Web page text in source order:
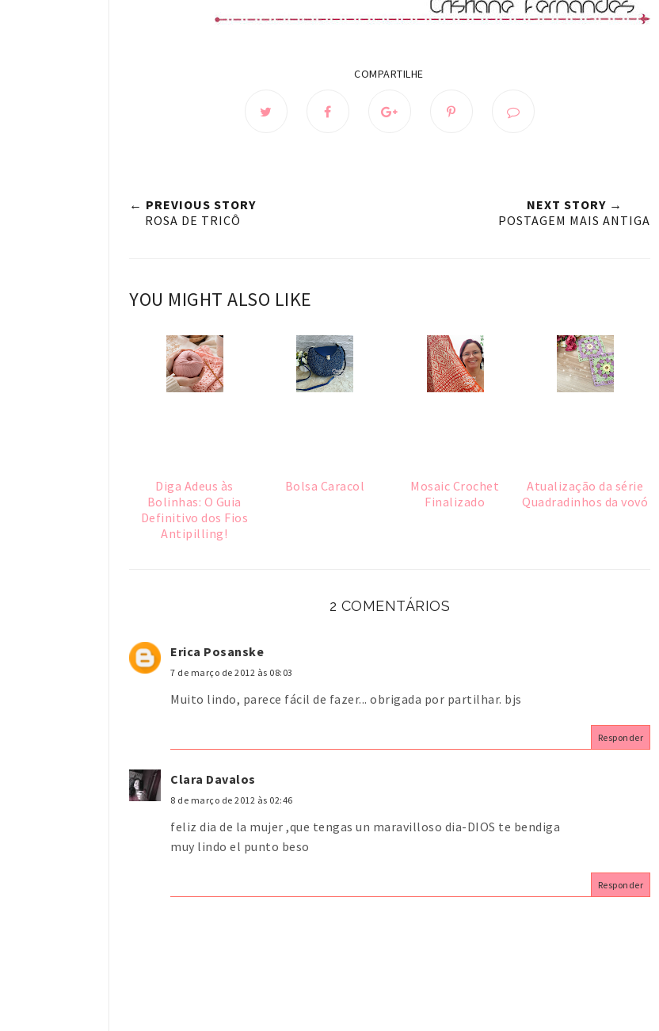
← PREVIOUS STORY
ROSA DE TRICÔ
NEXT STORY →
POSTAGEM MAIS ANTIGA
YOU MIGHT ALSO LIKE
Diga Adeus às
Bolinhas: O Guia
Definitivo dos Fios
Antipilling!
Bolsa Caracol
Mosaic Crochet
Finalizado
Atualização da série
Quadradinhos da vovó
2 COMENTÁRIOS
Erica Posanske
7 de março de 2012 às 08:03
Muito lindo, parece fácil de fazer... obrigada por partilhar. bjs
Responder
Clara Davalos
8 de março de 2012 às 02:46
feliz dia de la mujer ,que tengas un maravilloso dia-DIOS te bendiga
muy lindo el punto beso
Responder